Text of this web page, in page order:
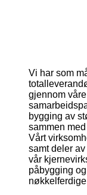
Vi har som
gjennom
bygging av
sammen
Vårt
samt deler
vår
påbygging